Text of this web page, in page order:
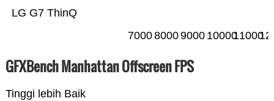
LG G7 ThinQ
700080009000 1000011000
GFXBench Manhattan Offscreen FPS
Tinggi lebih Baik